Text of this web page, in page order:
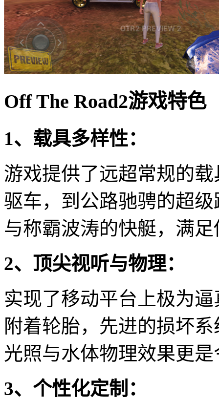
Off The Road2游戏特色
1、载具多样性：
游戏提供了远超常规的
驱车，到公路驰骋的超
与称霸波涛的快艇，满
2、顶尖视听与物理：
实现了移动平台上极为
附着轮胎，先进的损坏
光照与水体物理效果更
3、个性化定制：